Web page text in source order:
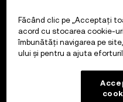
Făcând clic pe „Acceptați
acord cu stocarea cookie-
îmbunătăți navigarea pe
ului și pentru a ajuta